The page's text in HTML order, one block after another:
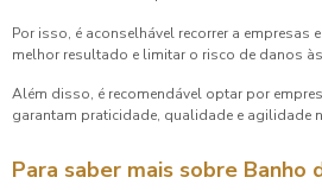
Por isso, é aconselhável recorrer a empresas
melhor resultado e limitar o risco de danos
Além disso, é recomendável optar por
garantam praticidade, qualidade e agilidade
Para saber mais sobre Banho